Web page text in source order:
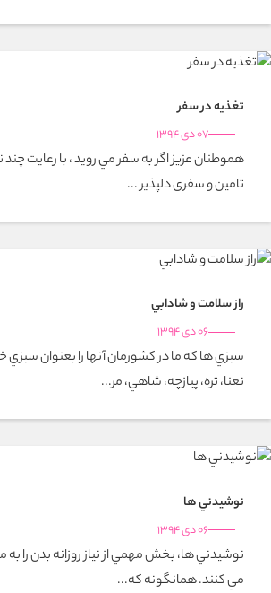
تغذيه در سفر
07 دی 1394
هموطنان عزيز اگر به سفر مي رويد ، با رعایت
تامین و سفری دلپذیر ...
راز سلامت و شادابي
06 دی 1394
سبزي ها كه ما در كشورمان آنها را بعنوان
نعنا، تره، پيازچه، شاهي، مر...
نوشيدني ها
06 دی 1394
نوشيدني ها، بخش مهمي از نياز روزانه بدن را
مي کنند. همانگونه که...